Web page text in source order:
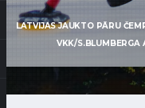
LATVIJAS JAUKTO PĀRU
VKK/